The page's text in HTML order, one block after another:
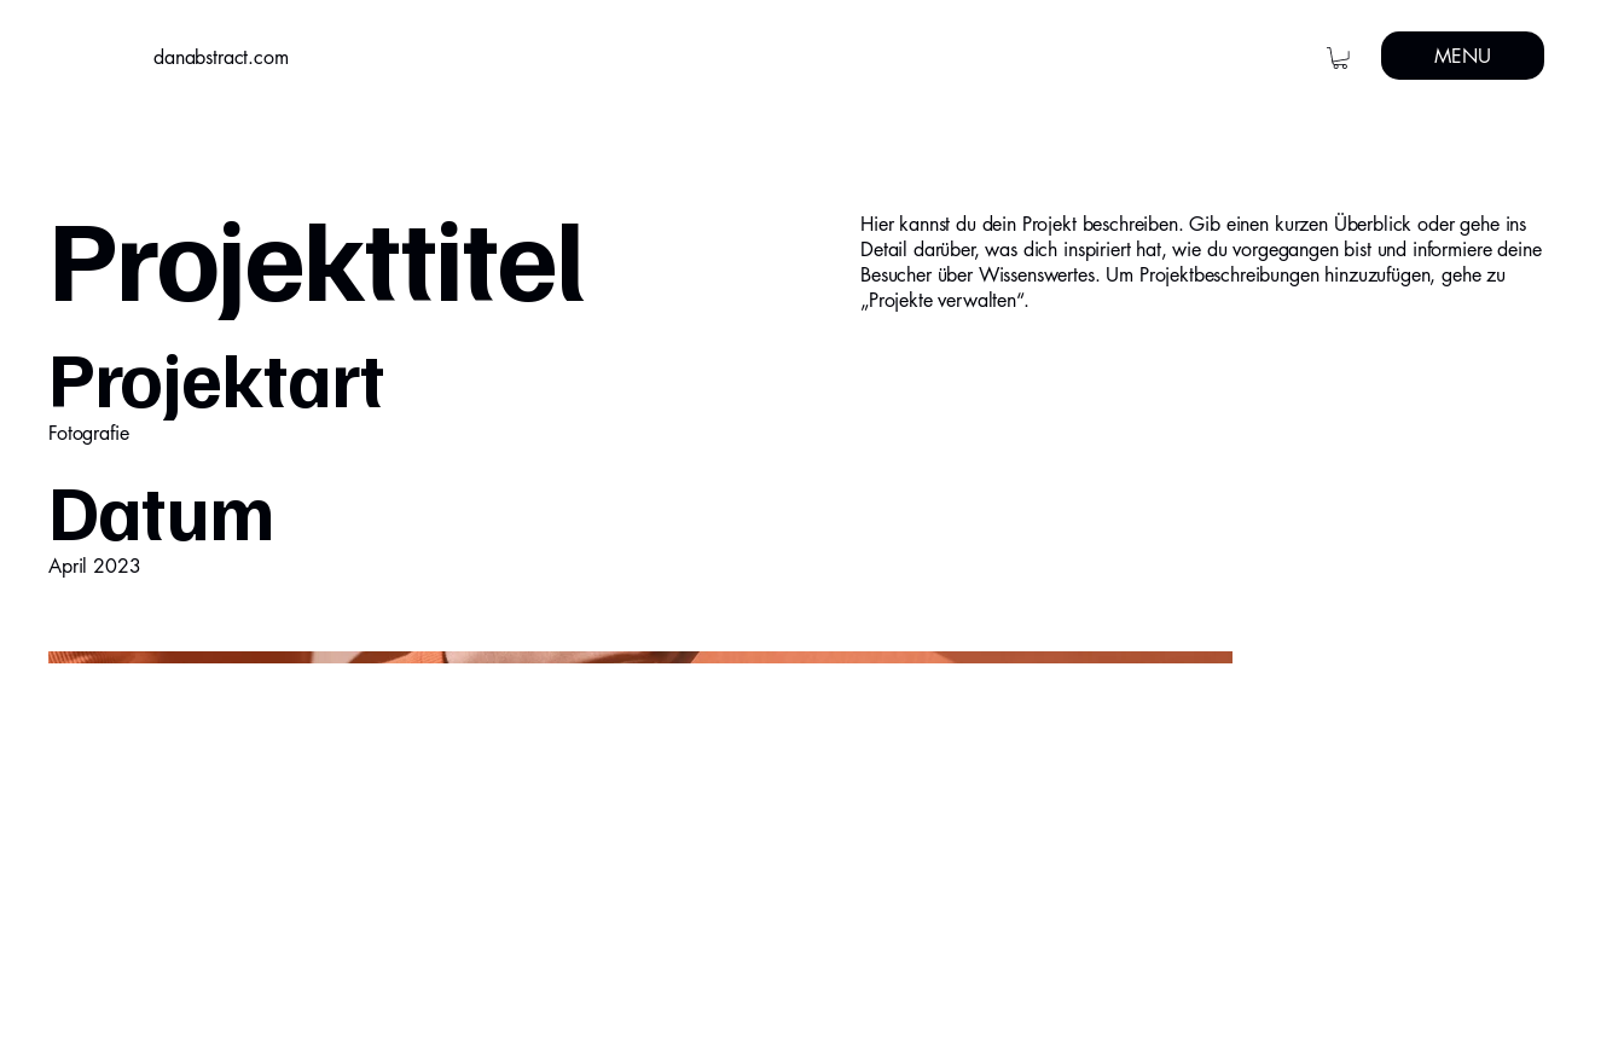
MENU
danabstract.com
Projekttitel
Projektart
Fotografie
Datum
April 2023
Hier kannst du dein Projekt beschreiben. Gib einen kurzen Überblick oder gehe ins
Detail darüber, was dich inspiriert hat, wie du vorgegangen bist und informiere deine
Besucher über Wissenswertes. Um Projektbeschreibungen hinzuzufügen, gehe zu
„Projekte verwalten“.